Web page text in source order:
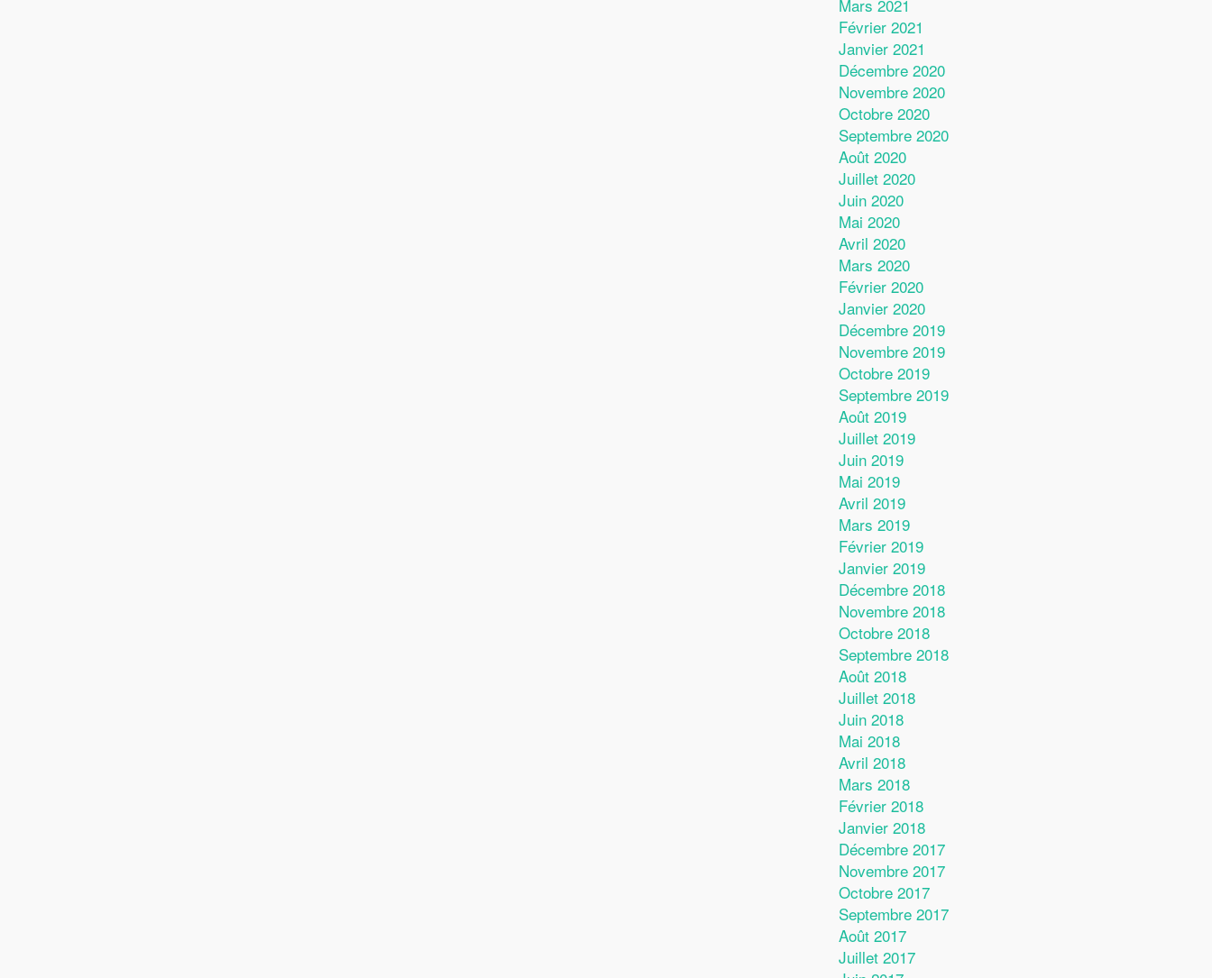
Mars 2021
Février 2021
Janvier 2021
Décembre 2020
Novembre 2020
Octobre 2020
Septembre 2020
Août 2020
Juillet 2020
Juin 2020
Mai 2020
Avril 2020
Mars 2020
Février 2020
Janvier 2020
Décembre 2019
Novembre 2019
Octobre 2019
Septembre 2019
Août 2019
Juillet 2019
Juin 2019
Mai 2019
Avril 2019
Mars 2019
Février 2019
Janvier 2019
Décembre 2018
Novembre 2018
Octobre 2018
Septembre 2018
Août 2018
Juillet 2018
Juin 2018
Mai 2018
Avril 2018
Mars 2018
Février 2018
Janvier 2018
Décembre 2017
Novembre 2017
Octobre 2017
Septembre 2017
Août 2017
Juillet 2017